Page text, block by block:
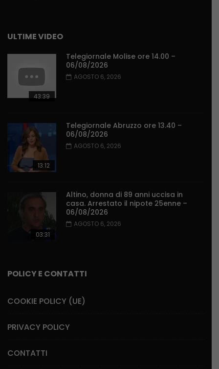
ULTIME VIDEO
43:39
Telegiornale Molise ore 14.00 –
06/08/2026
AGOSTO 6, 2026
13:12
Telegiornale Abruzzo ore 13.40 –
06/08/2026
AGOSTO 6, 2026
03:31
Altino, donna di 89 anni uccisa in
casa. Arrestato il nipote 25enne –
06/08/2026
AGOSTO 6, 2026
POLICY E CONTATTI
COOKIE POLICY (UE)
PRIVACY POLICY
CONTATTI